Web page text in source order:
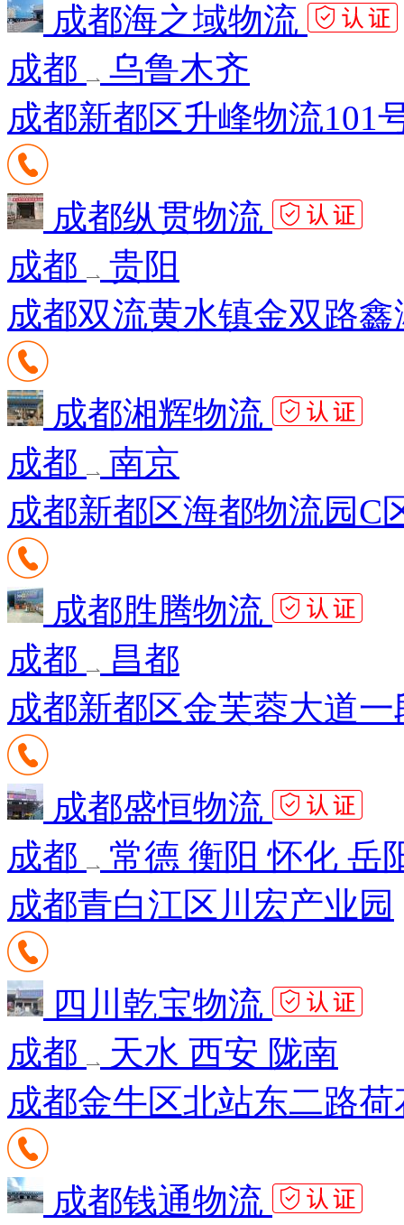
成都海之域物流
成都
乌鲁木齐
成都新都区升峰物流101
成都纵贯物流
成都
贵阳
成都双流黄水镇金双路
成都湘辉物流
成都
南京
成都新都区海都物流园C
成都胜腾物流
成都
昌都
成都新都区金芙蓉大道一
成都盛恒物流
成都
常德 衡阳 怀化 岳
成都青白江区川宏产业园
四川乾宝物流
成都
天水 西安 陇南
成都金牛区北站东二路
成都钱通物流